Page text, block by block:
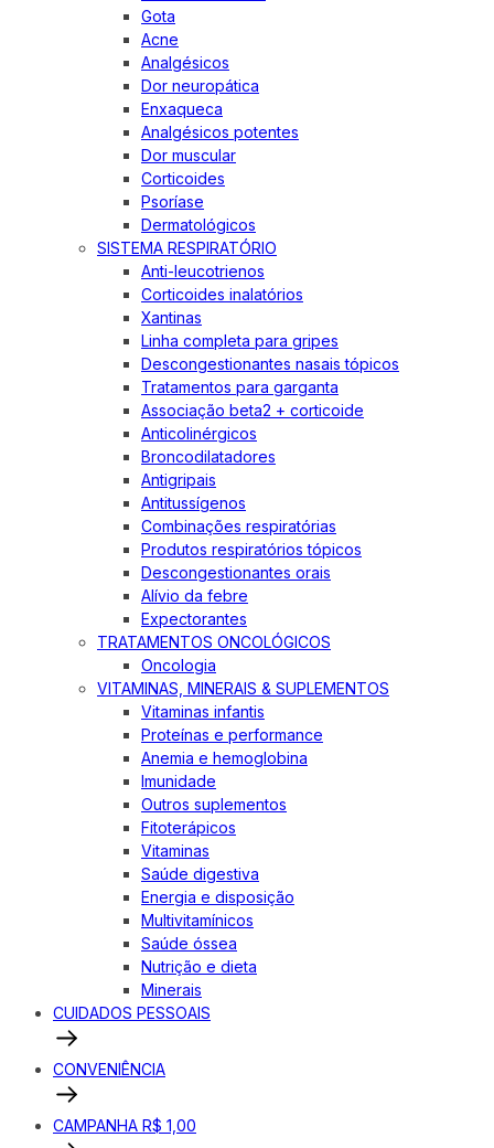
Gota
Acne
Analgésicos
Dor neuropática
Enxaqueca
Analgésicos potentes
Dor muscular
Corticoides
Psoríase
Dermatológicos
SISTEMA RESPIRATÓRIO
Anti-leucotrienos
Corticoides inalatórios
Xantinas
Linha completa para gripes
Descongestionantes nasais tópicos
Tratamentos para garganta
Associação beta2 + corticoide
Anticolinérgicos
Broncodilatadores
Antigripais
Antitussígenos
Combinações respiratórias
Produtos respiratórios tópicos
Descongestionantes orais
Alívio da febre
Expectorantes
TRATAMENTOS ONCOLÓGICOS
Oncologia
VITAMINAS, MINERAIS & SUPLEMENTOS
Vitaminas infantis
Proteínas e performance
Anemia e hemoglobina
Imunidade
Outros suplementos
Fitoterápicos
Vitaminas
Saúde digestiva
Energia e disposição
Multivitamínicos
Saúde óssea
Nutrição e dieta
Minerais
CUIDADOS PESSOAIS
CONVENIÊNCIA
CAMPANHA R$ 1,00